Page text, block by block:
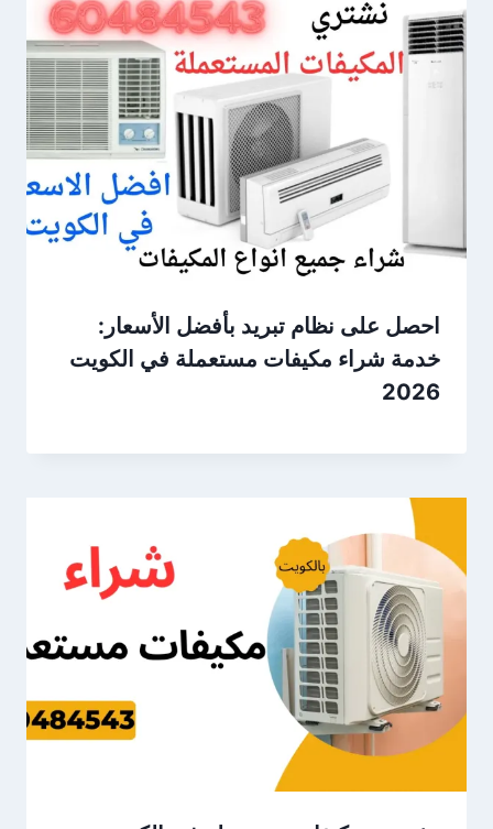
احصل على نظام تبريد بأفضل الأسعار:
خدمة شراء مكيفات مستعملة في الكويت
2026